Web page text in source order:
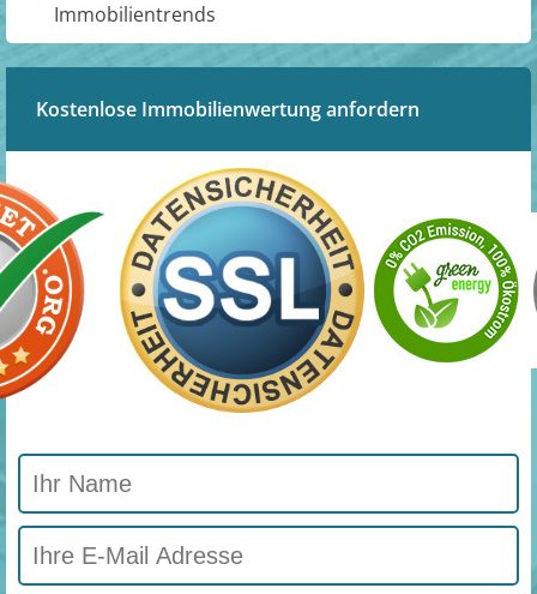
Immobilientrends
Kostenlose Immobilienwertung anfordern